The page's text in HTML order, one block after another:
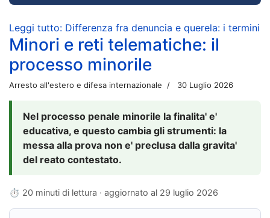
Leggi tutto: Differenza fra denuncia e querela: i termini
Minori e reti telematiche: il
processo minorile
Arresto all'estero e difesa internazionale 30 Luglio 2026
Nel processo penale minorile la finalita' e'
educativa, e questo cambia gli strumenti: la
messa alla prova non e' preclusa dalla gravita'
del reato contestato.
⏱ 20 minuti di lettura · aggiornato al 29 luglio 2026